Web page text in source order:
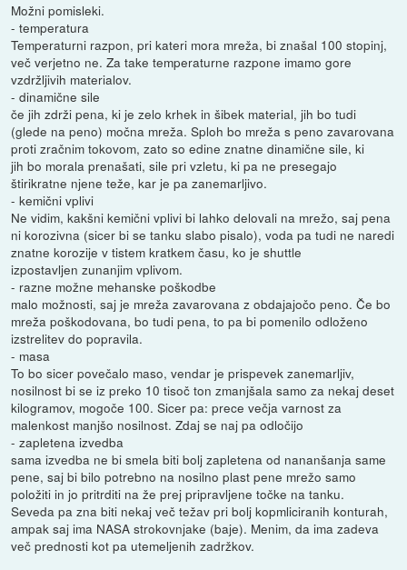
Možni pomisleki.
- temperatura
Temperaturni razpon, pri kateri mora mreža, bi znašal 100 stopinj,
več verjetno ne. Za take temperaturne razpone imamo gore
vzdržljivih materialov.
- dinamične sile
če jih zdrži pena, ki je zelo krhek in šibek material, jih bo tudi
(glede na peno) močna mreža. Sploh bo mreža s peno zavarovana
proti zračnim tokovom, zato so edine znatne dinamične sile, ki
jih bo morala prenašati, sile pri vzletu, ki pa ne presegajo
štirikratne njene teže, kar je pa zanemarljivo.
- kemični vplivi
Ne vidim, kakšni kemični vplivi bi lahko delovali na mrežo, saj pena
ni korozivna (sicer bi se tanku slabo pisalo), voda pa tudi ne naredi
znatne korozije v tistem kratkem času, ko je shuttle
izpostavljen zunanjim vplivom.
- razne možne mehanske poškodbe
malo možnosti, saj je mreža zavarovana z obdajajočo peno. Če bo
mreža poškodovana, bo tudi pena, to pa bi pomenilo odloženo
izstrelitev do popravila.
- masa
To bo sicer povečalo maso, vendar je prispevek zanemarljiv,
nosilnost bi se iz preko 10 tisoč ton zmanjšala samo za nekaj deset
kilogramov, mogoče 100. Sicer pa: prece večja varnost za
malenkost manjšo nosilnost. Zdaj se naj pa odločijo
- zapletena izvedba
sama izvedba ne bi smela biti bolj zapletena od nananšanja same
pene, saj bi bilo potrebno na nosilno plast pene mrežo samo
položiti in jo pritrditi na že prej pripravljene točke na tanku.
Seveda pa zna biti nekaj več težav pri bolj kopmliciranih konturah,
ampak saj ima NASA strokovnjake (baje). Menim, da ima zadeva
več prednosti kot pa utemeljenih zadržkov.